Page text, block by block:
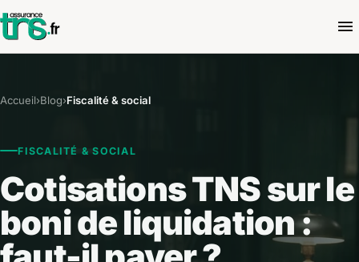
Accueil›Blog›Fiscalité & social
FISCALITÉ & SOCIAL
Cotisations TNS sur le
boni de liquidation :